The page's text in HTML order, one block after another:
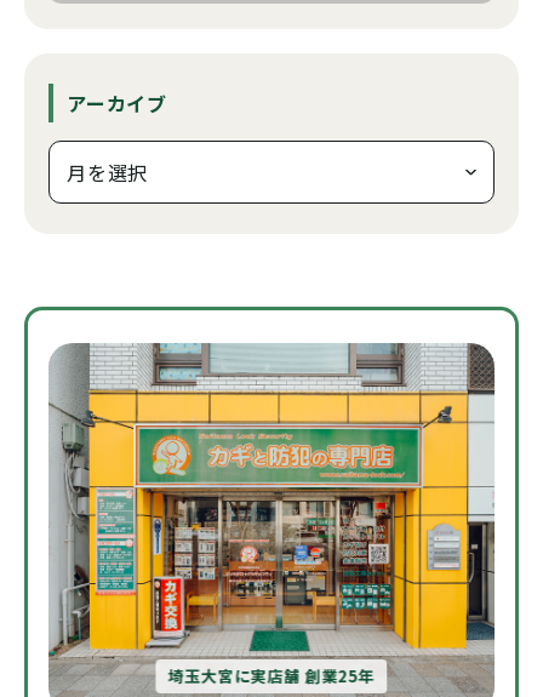
アーカイブ
埼玉大宮に実店舗 創業25年